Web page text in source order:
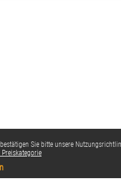
Sie bitte unsere